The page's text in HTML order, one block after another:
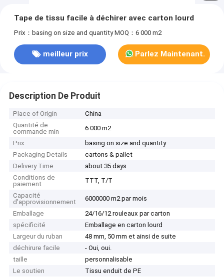
Tape de tissu facile à déchirer avec carton lourd
Prix：basing on size and quantity MOQ：6 000 m2
meilleur prix Parlez Maintenant.
Description De Produit
Place of Origin
China
Quantité de
commande min
6 000 m2
Prix
basing on size and quantity
Packaging Details
cartons & pallet
Delivery Time
about 35 days
Conditions de
paiement
TTT, T/T
Capacité
d'approvisionnement
6000000 m2 par mois
Emballage
24/16/12 rouleaux par carton
spécificité
Emballage en carton lourd
Largeur du ruban
48 mm, 50 mm et ainsi de suite
déchirure facile
- Oui, oui.
taille
personnalisable
Le soutien
Tissu enduit de PE